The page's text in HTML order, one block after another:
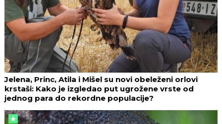
Jelena, Princ, Atila i Mišel su novi obeleženi orlovi
krstaši: Kako je izgledao put ugrožene vrste od
jednog para do rekordne populacije?